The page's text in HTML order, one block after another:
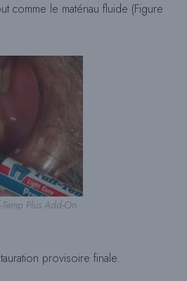
comme le matériau fluide (Figure
Plus Add-On
provisoire finale.